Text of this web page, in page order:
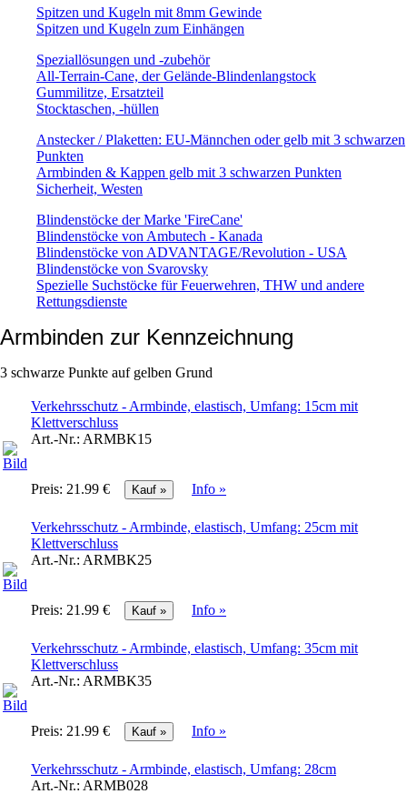
Spitzen und Kugeln mit 8mm Gewinde
Spitzen und Kugeln zum Einhängen
Speziallösungen und -zubehör
All-Terrain-Cane, der Gelände-Blindenlangstock
Gummilitze, Ersatzteil
Stocktaschen, -hüllen
Anstecker / Plaketten: EU-Männchen oder gelb mit 3 schwarzen
Punkten
Armbinden & Kappen gelb mit 3 schwarzen Punkten
Sicherheit, Westen
Blindenstöcke der Marke 'FireCane'
Blindenstöcke von Ambutech - Kanada
Blindenstöcke von ADVANTAGE/Revolution - USA
Blindenstöcke von Svarovsky
Spezielle Suchstöcke für Feuerwehren, THW und andere
Rettungsdienste
Armbinden zur Kennzeichnung
3 schwarze Punkte auf gelben Grund
Verkehrsschutz - Armbinde, elastisch, Umfang: 15cm mit
Klettverschluss
Art.-Nr.: ARMBK15
Preis: 21.99 € Info »
Verkehrsschutz - Armbinde, elastisch, Umfang: 25cm mit
Klettverschluss
Art.-Nr.: ARMBK25
Preis: 21.99 € Info »
Verkehrsschutz - Armbinde, elastisch, Umfang: 35cm mit
Klettverschluss
Art.-Nr.: ARMBK35
Preis: 21.99 € Info »
Verkehrsschutz - Armbinde, elastisch, Umfang: 28cm
Art.-Nr.: ARMB028